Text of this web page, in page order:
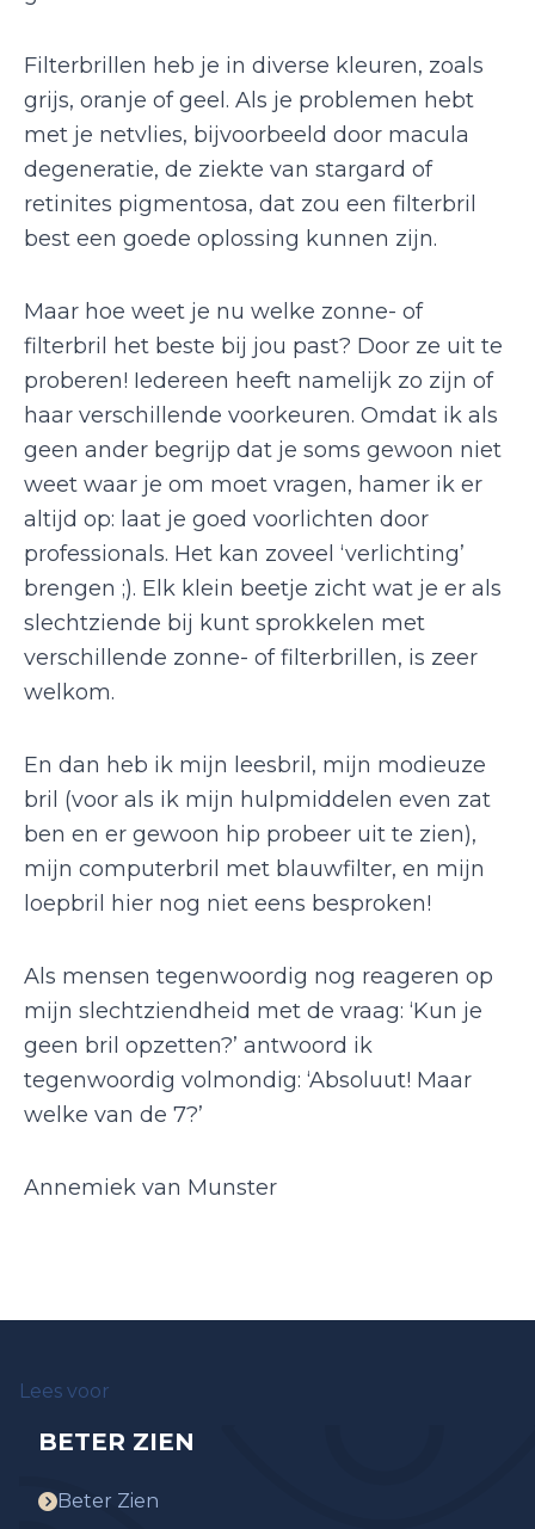
Filterbrillen heb je in diverse kleuren, zoals
grijs, oranje of geel. Als je problemen hebt
met je netvlies, bijvoorbeeld door macula
degeneratie, de ziekte van stargard of
retinites pigmentosa, dat zou een filterbril
best een goede oplossing kunnen zijn.
Maar hoe weet je nu welke zonne- of
filterbril het beste bij jou past? Door ze uit te
proberen! Iedereen heeft namelijk zo zijn of
haar verschillende voorkeuren. Omdat ik als
geen ander begrijp dat je soms gewoon niet
weet waar je om moet vragen, hamer ik er
altijd op: laat je goed voorlichten door
professionals. Het kan zoveel ‘verlichting’
brengen ;). Elk klein beetje zicht wat je er als
slechtziende bij kunt sprokkelen met
verschillende zonne- of filterbrillen, is zeer
welkom.
En dan heb ik mijn leesbril, mijn modieuze
bril (voor als ik mijn hulpmiddelen even zat
ben en er gewoon hip probeer uit te zien),
mijn computerbril met blauwfilter, en mijn
loepbril hier nog niet eens besproken!
Als mensen tegenwoordig nog reageren op
mijn slechtziendheid met de vraag: ‘Kun je
geen bril opzetten?’ antwoord ik
tegenwoordig volmondig: ‘Absoluut! Maar
welke van de 7?’
Annemiek van Munster
Lees voor
BETER ZIEN
Beter Zien